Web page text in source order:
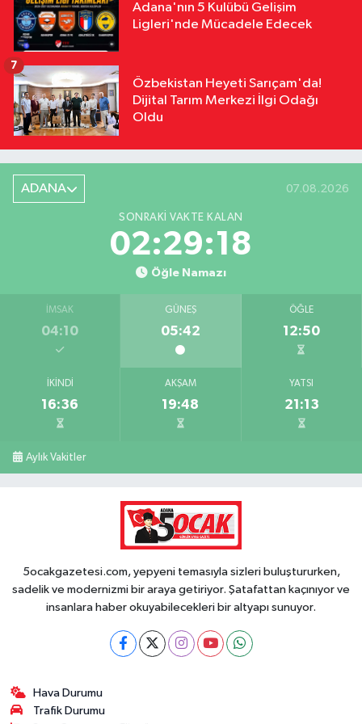
Adana'nın 5 Kulübü Gelişim
Ligleri'nde Mücadele Edecek
Özbekistan Heyeti Sarıçam'da!
Dijital Tarım Merkezi İlgi Odağı
Oldu
7
ADANA 07.08.2026
SONRAKI VAKTE KALAN
02:29:17
Öğle Namazı
İMSAK
04:10
GÜNEŞ
05:42
ÖĞLE
12:50
İKINDI
16:36
AKŞAM
19:48
YATSI
21:13
Aylık Vakitler
5ocakgazetesi.com, yepyeni temasıyla sizleri buluştururken,
sadelik ve modernizmi bir araya getiriyor. Şatafattan kaçınıyor ve
insanlara haber okuyabilecekleri bir altyapı sunuyor.
Hava Durumu
Trafik Durumu